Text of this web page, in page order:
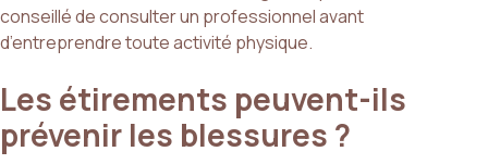
conseillé de consulter un professionnel avant
d’entreprendre toute activité physique.
Les étirements peuvent-ils
prévenir les blessures ?